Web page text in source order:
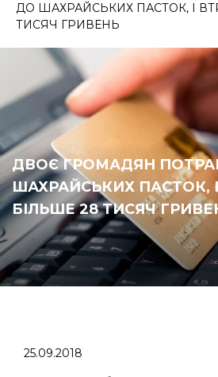
ДО ШАХРАЙСЬКИХ ПАСТОК, І
ТИСЯЧ ГРИВЕНЬ
ДВОЄ ГРОМАДЯН
ШАХРАЙСЬКИХ ПАСТОК,
БІЛЬШЕ 28 ТИСЯЧ
25.09.2018